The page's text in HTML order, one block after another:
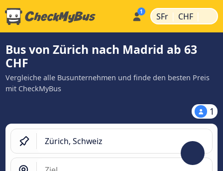
SFr | CHF |
Bus von Zürich nach Madrid ab 63
CHF
Vergleiche alle Busunternehmen und finde den besten Preis
mit CheckMyBus
1